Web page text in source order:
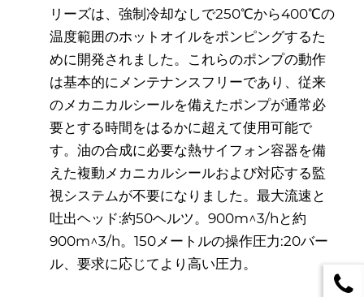
リーズは、強制冷却なしで250℃から400℃の
温度範囲のホットオイルをポンピングするた
めに開発されました。これらのポンプの動作
は基本的にメンテナンスフリーであり、従来
のメカニカルシールを備えたポンプが通常必
要とする時間をはるかに超えて使用可能で
す。油の合成に必要な熱サイフォン容器を備
えた複動メカニカルシールおよび対応する監
視システムが不要になりました。最大流速と
吐出ヘッド:約50ヘルツ。900m^3/hと約
900m^3/h。150メートルの操作圧力:20バー
ル、要求に応じてより高い圧力。